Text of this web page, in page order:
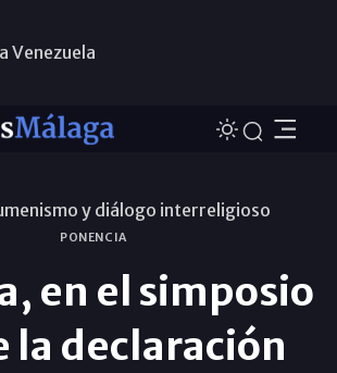
Venezuela
y diálogo interreligioso
PONENCIA
en el simposio
la declaración